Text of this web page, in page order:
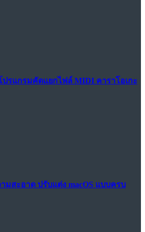
โปรแกรมคัดแยกไฟล์ MIDI คาราโอเกะ
มสะอาด ปรับแต่ง macOS แบบครบ